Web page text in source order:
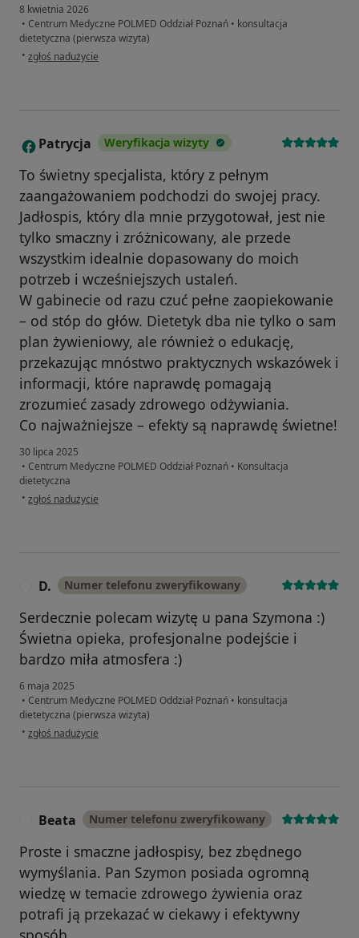
8 kwietnia 2026
• Centrum Medyczne POLMED Oddział Poznań • konsultacja
dietetyczna (pierwsza wizyta)
• w opinii użytkownika Jakub
zgłoś nadużycie
P Patrycja Weryfikacja wizyty
To świetny specjalista, który z pełnym
zaangażowaniem podchodzi do swojej pracy.
Jadłospis, który dla mnie przygotował, jest nie
tylko smaczny i zróżnicowany, ale przede
wszystkim idealnie dopasowany do moich
potrzeb i wcześniejszych ustaleń.
W gabinecie od razu czuć pełne zaopiekowanie
– od stóp do głów. Dietetyk dba nie tylko o sam
plan żywieniowy, ale również o edukację,
przekazując mnóstwo praktycznych wskazówek i
informacji, które naprawdę pomagają
zrozumieć zasady zdrowego odżywiania.
Co najważniejsze – efekty są naprawdę świetne!
30 lipca 2025
• Centrum Medyczne POLMED Oddział Poznań • Konsultacja
dietetyczna
• w opinii użytkownika Patrycja
zgłoś nadużycie
D. Numer telefonu zweryfikowany
Serdecznie polecam wizytę u pana Szymona :)
Świetna opieka, profesjonalne podejście i
bardzo miła atmosfera :)
6 maja 2025
• Centrum Medyczne POLMED Oddział Poznań • konsultacja
dietetyczna (pierwsza wizyta)
• w opinii użytkownika D.
zgłoś nadużycie
Beata Numer telefonu zweryfikowany
Proste i smaczne jadłospisy, bez zbędnego
wymyślania. Pan Szymon posiada ogromną
wiedzę w temacie zdrowego żywienia oraz
potrafi ją przekazać w ciekawy i efektywny